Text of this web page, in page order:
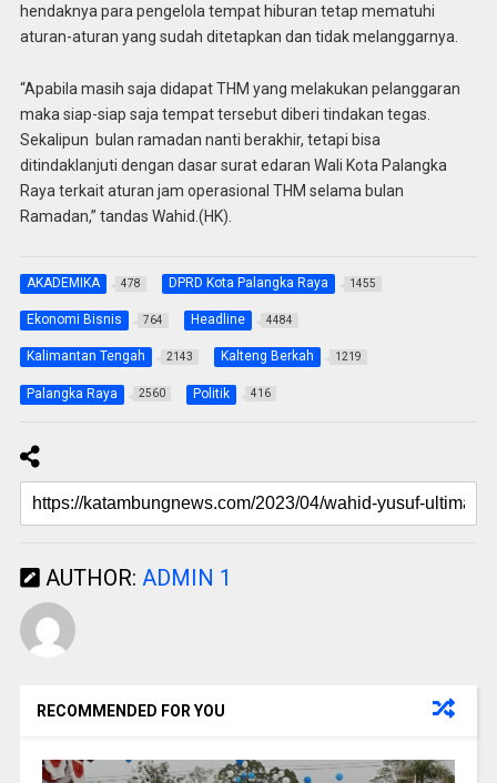
hendaknya para pengelola tempat hiburan tetap mematuhi
aturan-aturan yang sudah ditetapkan dan tidak melanggarnya.
“Apabila masih saja didapat THM yang melakukan pelanggaran
maka siap-siap saja tempat tersebut diberi tindakan tegas.
Sekalipun bulan ramadan nanti berakhir, tetapi bisa
ditindaklanjuti dengan dasar surat edaran Wali Kota Palangka
Raya terkait aturan jam operasional THM selama bulan
Ramadan,” tandas Wahid.(HK).
AKADEMIKA 478 DPRD Kota Palangka Raya 1455
Ekonomi Bisnis 764 Headline 4484
Kalimantan Tengah 2143 Kalteng Berkah 1219
Palangka Raya 2560 Politik 416
AUTHOR: ADMIN 1
RECOMMENDED FOR YOU